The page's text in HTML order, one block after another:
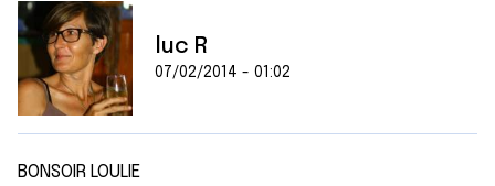
luc R
07/02/2014 - 01:02
BONSOIR LOULIE